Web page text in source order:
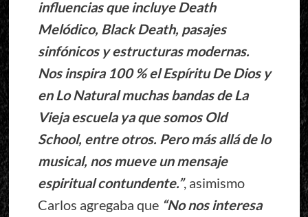
influencias que incluye Death
Melódico, Black Death, pasajes
sinfónicos y estructuras modernas.
Nos inspira 100 % el Espíritu De Dios y
en Lo Natural muchas bandas de La
Vieja escuela ya que somos Old
School, entre otros. Pero más allá de lo
musical, nos mueve un mensaje
espiritual contundente.”, asimismo
Carlos agregaba que “No nos interesa